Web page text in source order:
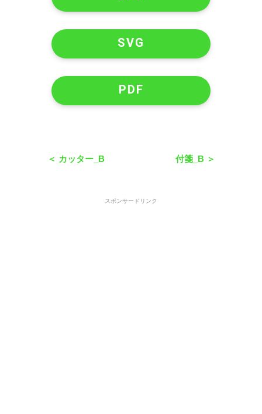
SVG
PDF
＜ カッター_B 付箋_B ＞
スポンサードリンク